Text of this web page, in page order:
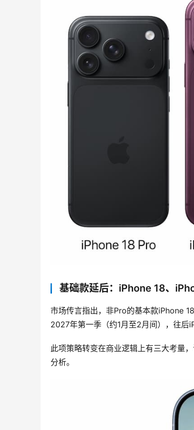
基础款延后：iPhone 18、
市场传言指出，非Pro的基本款iPhone
2027年第一季（约1月至2月间），往后
此项策略转变在商业逻辑上有三大考量
分析。